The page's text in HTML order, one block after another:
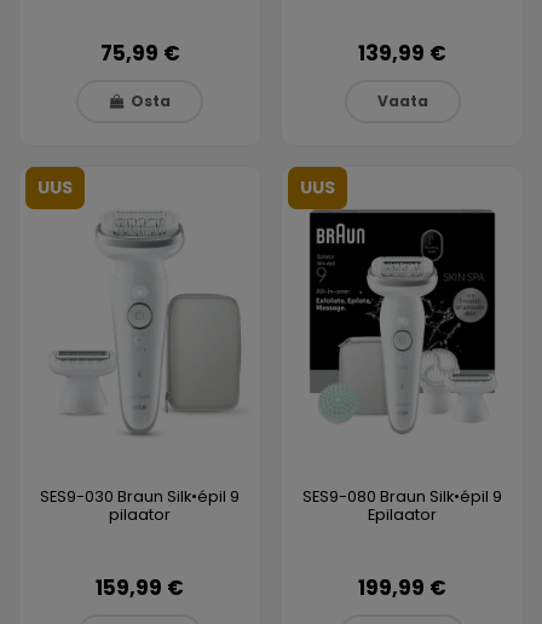
75,99 €
Osta
139,99 €
Vaata
UUS
SES9-030 Braun Silk•épil 9
pilaator
159,99 €
UUS
SES9-080 Braun Silk•épil 9
Epilaator
199,99 €